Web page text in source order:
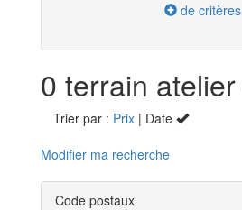
de critères
Trier par : Prix | Date
Modifier ma recherche
Code postaux